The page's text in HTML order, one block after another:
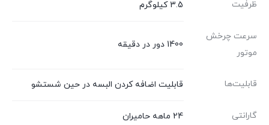
ظرفیت 3.5 کیلوگرم
سرعت چرخش
موتور
1400 دور در دقیقه
قابلیت‌ها قابلیت اضافه کردن البسه در حین شستشو
گارانتی 24 ماهه حامیران